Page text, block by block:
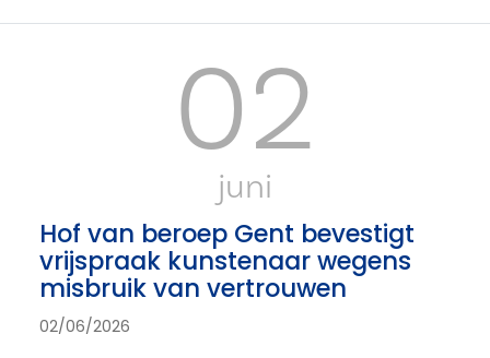
02
juni
Hof van beroep Gent bevestigt
vrijspraak kunstenaar wegens
misbruik van vertrouwen
02/06/2026